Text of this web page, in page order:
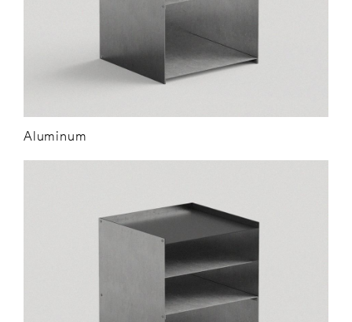
Aluminum